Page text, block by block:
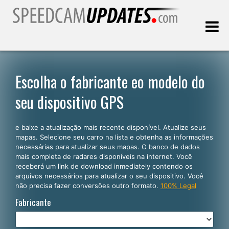
Clientes
SELECIONE SEU IDIOMA
Português
English
Español
Deutsch
Escolha o fabricante eo modelo do
seu dispositivo GPS
e baixe a atualização mais recente disponível. Atualize seus
mapas. Selecione seu carro na lista e obtenha as informações
necessárias para atualizar seus mapas. O banco de dados
mais completa de radares disponíveis na internet. Você
receberá um link de download inmediately contendo os
arquivos necessários para atualizar o seu dispositivo. Você
não precisa fazer conversões outro formato. 100% Legal
Fabricante